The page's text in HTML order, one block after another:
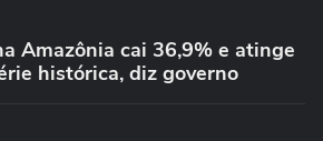
Amazônia cai 36,9% e atinge
histórica, diz governo